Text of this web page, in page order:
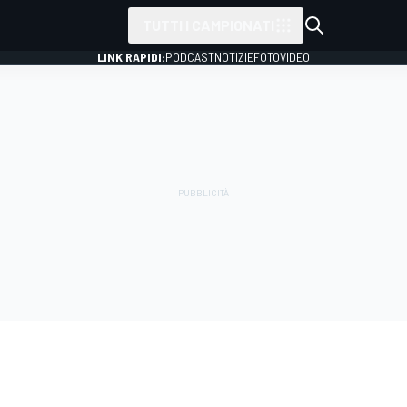
LINK RAPIDI:PODCASTNOTIZIEFOTOVIDEO